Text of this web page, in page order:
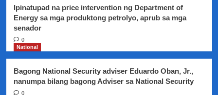
ni
Pangulong
Ipinatupad na price intervention ng Department of
Energy sa mga produktong petrolyo, aprub sa mga
senador
0
National
Bagong National Security adviser Eduardo Oban, Jr.,
nanumpa bilang bagong Adviser sa National Security
0